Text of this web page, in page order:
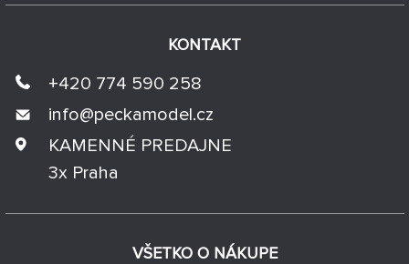
VŠETKO O NÁKUPE
KONTAKT
+420 774 590 258
info@peckamodel.cz
KAMENNÉ PREDAJNE
3x Praha